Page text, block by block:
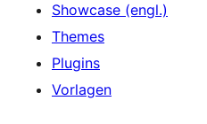
Showcase (engl.)
Themes
Plugins
Vorlagen